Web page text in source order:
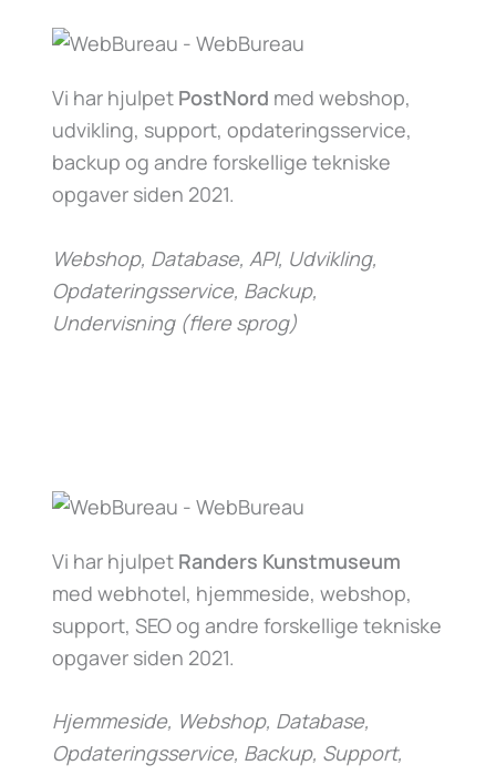
Vi har hjulpet PostNord med webshop,
udvikling, support, opdateringsservice,
backup og andre forskellige tekniske
opgaver siden 2021.
Webshop, Database, API, Udvikling,
Opdateringsservice, Backup,
Undervisning (flere sprog)
Vi har hjulpet Randers Kunstmuseum
med webhotel, hjemmeside, webshop,
support, SEO og andre forskellige tekniske
opgaver siden 2021.
Hjemmeside, Webshop, Database,
Opdateringsservice, Backup, Support,